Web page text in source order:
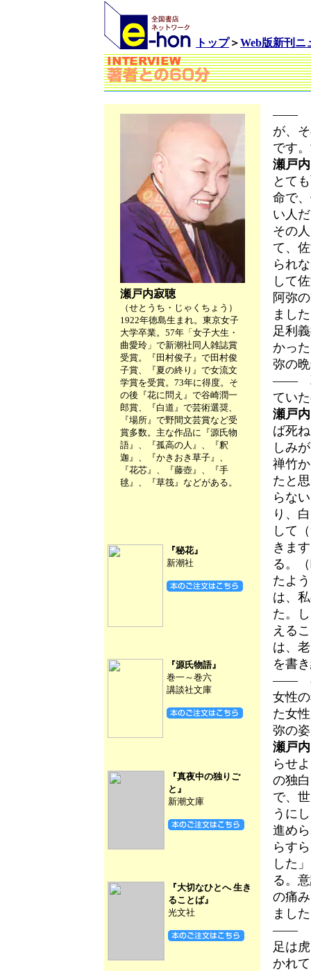
トップ＞Web版新刊ニ
瀬戸内寂聴
（せとうち・じゃくちょう）
1922年徳島生まれ。東京女子
大学卒業。57年「女子大生・
曲愛玲」で新潮社同人雑誌賞
受賞。『田村俊子』で田村俊
子賞、『夏の終り』で女流文
学賞を受賞。73年に得度。そ
の後『花に問え』で谷崎潤一
郎賞、『白道』で芸術選奨、
『場所』で野間文芸賞など受
賞多数。主な作品に『源氏物
語』、『孤高の人』、『釈
迦』、『かきおき草子』、
『花芯』、『藤壺』、『手
毬』、『草筏』などがある。
『秘花』
新潮社
『源氏物語』
巻一～巻六
講談社文庫
『真夜中の独りご
と』
新潮文庫
『大切なひとへ 生き
ることば』
光文社
―― 『
が、
です
瀬戸内
とて
命で
い人
その
て、
られ
して
阿弥
まし
足利
かっ
弥の
―― 取
てい
瀬戸内
ば死
しみ
禅竹
たと
らな
り、
して
きま
る。
たよ
は、
た。
える
は、
を書
―― 小
女性
た女
弥の
瀬戸内
らせ
の独
で、
うに
進め
らす
した
る。
の痛
まし
―― 冒
足は
かれ